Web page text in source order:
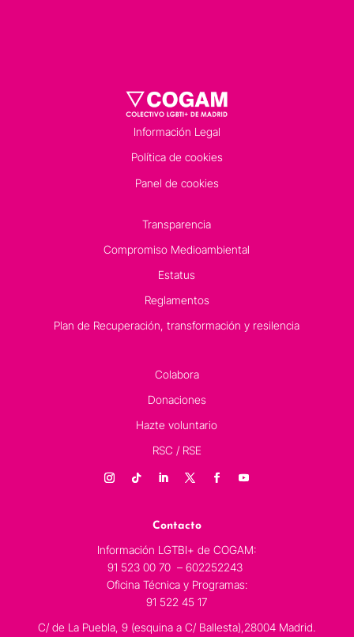
Información Legal
Política de cookies
Panel de cookies
Transparencia
Compromiso Medioambiental
Estatus
Reglamentos
Plan de Recuperación, transformación y resilencia
Colabora
Donaciones
Hazte voluntario
RSC / RSE
Contacto
Información LGTBI+ de COGAM:
91 523 00 70 – 602252243
Oficina Técnica y Programas:
91 522 45 17
C/ de La Puebla, 9 (esquina a C/ Ballesta),28004 Madrid.